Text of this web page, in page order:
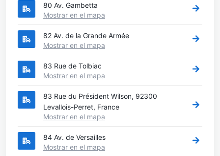
80 Av. Gambetta
Mostrar en el mapa
82 Av. de la Grande Armée
Mostrar en el mapa
83 Rue de Tolbiac
Mostrar en el mapa
83 Rue du Président Wilson, 92300
Levallois-Perret, France
Mostrar en el mapa
84 Av. de Versailles
Mostrar en el mapa